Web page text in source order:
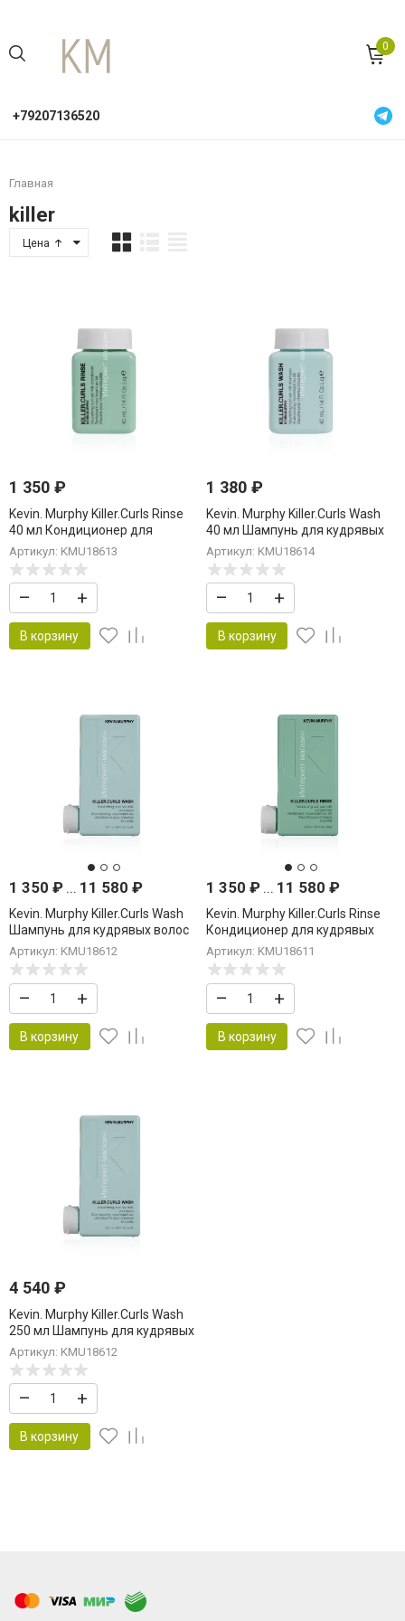
0
+79207136520
Главная
killer
Цена
1 350 ₽
Kevin. Murphy Killer.Curls Rinse
40 мл Кондиционер для
кудрявых волос
Артикул: KMU18613
– +
В корзину
1 380₽
Kevin. Murphy Killer.Curls Wash
40 мл Шампунь для кудрявых
волос
Артикул: KMU18614
– +
В корзину
1 350 ₽ ... 11 580 ₽
Kevin. Murphy Killer.Curls Wash
Шампунь для кудрявых волос
Артикул: KMU18612
– +
В корзину
1 350₽ ... 11 580₽
Kevin. Murphy Killer.Curls Rinse
Кондиционер для кудрявых
волос
Артикул: KMU18611
– +
В корзину
4 540 ₽
Kevin. Murphy Killer.Curls Wash
250 мл Шампунь для кудрявых
волос
Артикул: KMU18612
– +
В корзину